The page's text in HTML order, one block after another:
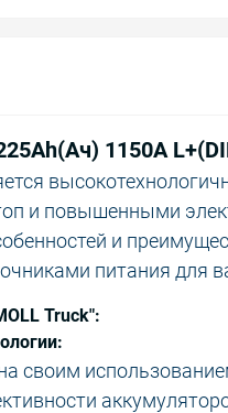
1150A
и повышенными
и
питания для
Truck":
своим